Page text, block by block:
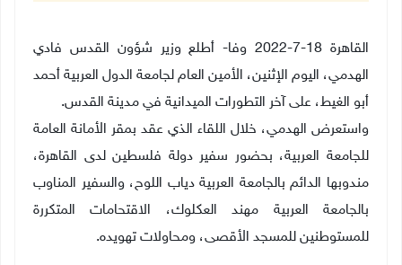
القاهرة 18-7-2022 وفا- أطلع وزير شؤون القدس فادي
الهدمي، اليوم الإثنين، الأمين العام لجامعة الدول العربية أحمد
أبو الغيط، على آخر التطورات الميدانية في مدينة القدس.
واستعرض الهدمي، خلال اللقاء الذي عقد بمقر الأمانة العامة
للجامعة العربية، بحضور سفير دولة فلسطين لدى القاهرة،
مندوبها الدائم بالجامعة العربية دياب اللوح، والسفير المناوب
بالجامعة العربية مهند العكلوك، الاقتحامات المتكررة
للمستوطنين للمسجد الأقصى، ومحاولات تهويده.